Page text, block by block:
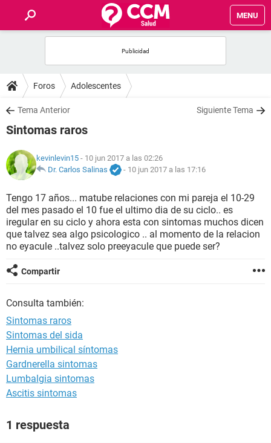
MENU
FOROS
SALUD
NUTRICIÓN
BIENESTAR
SEXUALIDAD
GLOSARIO
Foros Adolescentes
Tema Anterior Siguiente Tema
Sintomas raros
kevinlevin15 - 10 jun 2017 a las 02:26
Dr. Carlos Salinas
- 10 jun 2017 a las 17:16
Tengo 17 años... matube relaciones con mi pareja el 10-29
del mes pasado el 10 fue el ultimo dia de su ciclo.. es
iregular en su ciclo y ahora esta con sintomas muchos dicen
que talvez sea algo psicologico .. al momento de la relacion
no eyacule ..talvez solo preeyacule que puede ser?
Compartir
Consulta también:
Sintomas raros
Sintomas del sida
Hernia umbilical síntomas
Gardnerella sintomas
Lumbalgia sintomas
Ascitis sintomas
1 respuesta